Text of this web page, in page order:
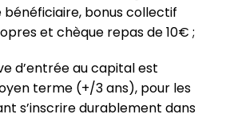
bonus collectif
et chèque repas de 10€ ;
d’entrée au capital est
terme (+/3 ans), pour les
s’inscrire durablement dans